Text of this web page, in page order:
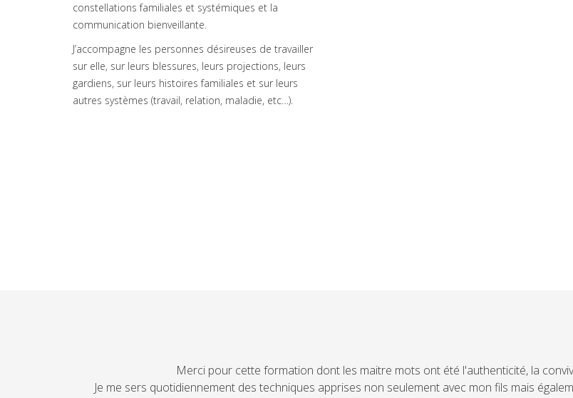
constellations familiales et systémiques et la
communication bienveillante.
J’accompagne les personnes désireuses de travailler
sur elle, sur leurs blessures, leurs projections, leurs
gardiens, sur leurs histoires familiales et sur leurs
autres systèmes (travail, relation, maladie, etc…).
J'ai suivi la formation Thomas Gordon avec Sophie. Les séances de formation ont été de vrais
l'occasion d'apprendre beaucoup et de partager nos questionnements et nos